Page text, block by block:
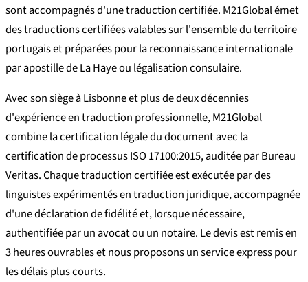
sont accompagnés d'une traduction certifiée. M21Global émet
des traductions certifiées valables sur l'ensemble du territoire
portugais et préparées pour la reconnaissance internationale
par apostille de La Haye ou légalisation consulaire.
Avec son siège à Lisbonne et plus de deux décennies
d'expérience en traduction professionnelle, M21Global
combine la certification légale du document avec la
certification de processus ISO 17100:2015, auditée par Bureau
Veritas. Chaque traduction certifiée est exécutée par des
linguistes expérimentés en traduction juridique, accompagnée
d'une déclaration de fidélité et, lorsque nécessaire,
authentifiée par un avocat ou un notaire. Le devis est remis en
3 heures ouvrables et nous proposons un service express pour
les délais plus courts.